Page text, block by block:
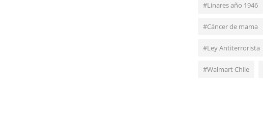
#Linares año 1946
#Cáncer de mama
#Ley Antiterrorista
#Walmart Chile